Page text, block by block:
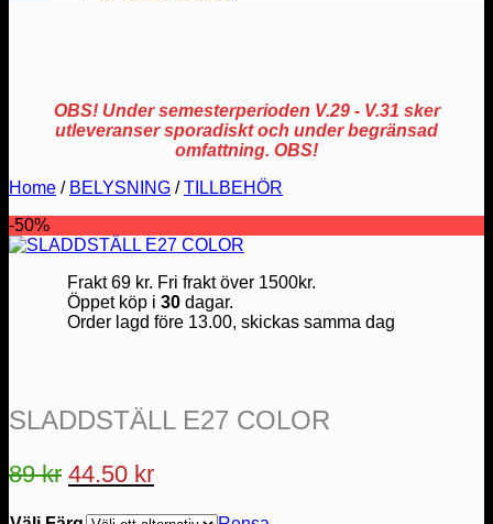
OBS! Under semesterperioden V.29 - V.31 sker
utleveranser sporadiskt och under begränsad
omfattning. OBS!
Home / BELYSNING / TILLBEHÖR
-50%
Frakt 69 kr. Fri frakt över 1500kr.
Öppet köp i 30dagar.
Order lagd före 13.00, skickas samma dag
SLADDSTÄLL E27 COLOR
89kr 44.50 kr